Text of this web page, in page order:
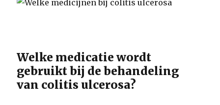
Welke medicatie wordt
gebruikt bij de behandeling
van colitis ulcerosa?